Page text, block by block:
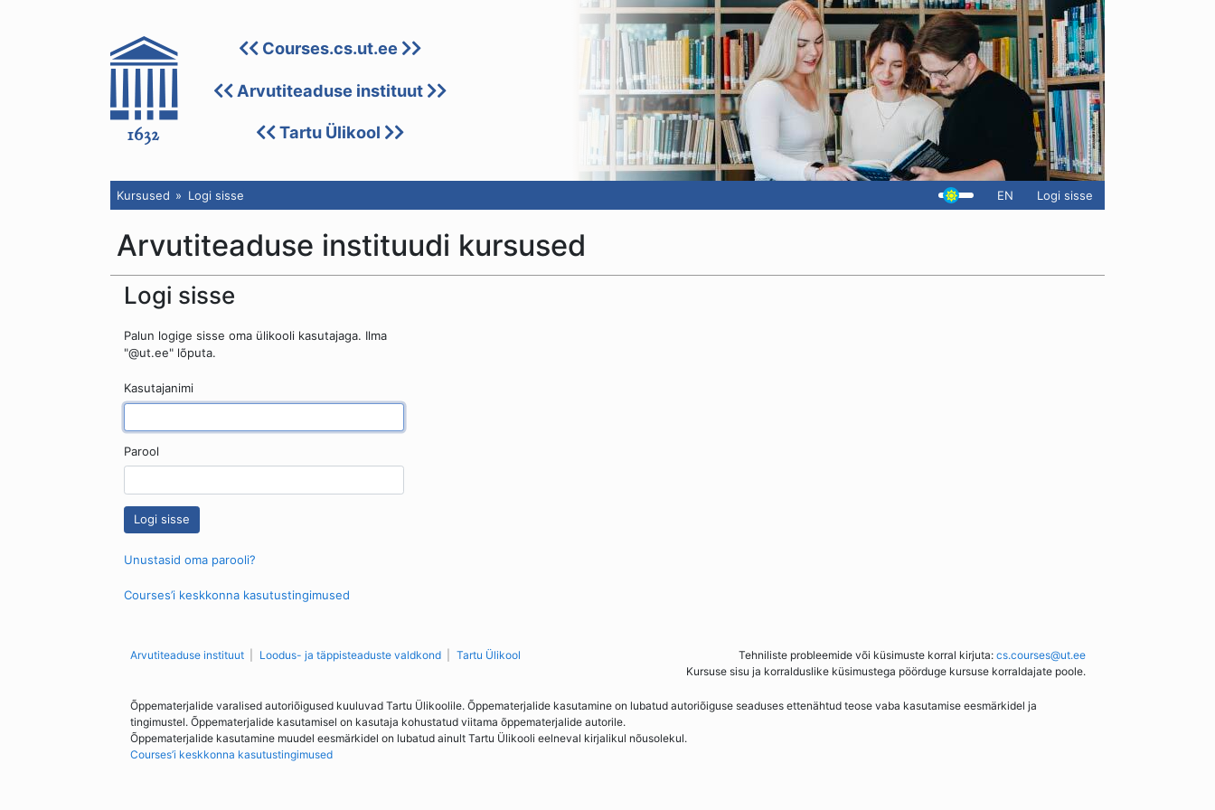
Courses.cs.ut.ee
Arvutiteaduse instituut
Tartu Ülikool
Kursused Logi sisse EN Logi sisse
Arvutiteaduse instituudi kursused
Logi sisse
Palun logige sisse oma ülikooli kasutajaga. Ilma
"@ut.ee" lõputa.
Kasutajanimi
Parool
Unustasid oma parooli?
Courses’i keskkonna kasutustingimused
Arvutiteaduse instituut Loodus- ja täppisteaduste valdkond Tartu Ülikool Tehniliste probleemide või küsimuste korral kirjuta: cs.courses@ut.ee
Kursuse sisu ja korralduslike küsimustega pöörduge kursuse korraldajate poole.
Õppematerjalide varalised autoriõigused kuuluvad Tartu Ülikoolile. Õppematerjalide kasutamine on lubatud autoriõiguse seaduses ettenähtud teose vaba kasutamise eesmärkidel ja
tingimustel. Õppematerjalide kasutamisel on kasutaja kohustatud viitama õppematerjalide autorile.
Õppematerjalide kasutamine muudel eesmärkidel on lubatud ainult Tartu Ülikooli eelneval kirjalikul nõusolekul.
Courses’i keskkonna kasutustingimused